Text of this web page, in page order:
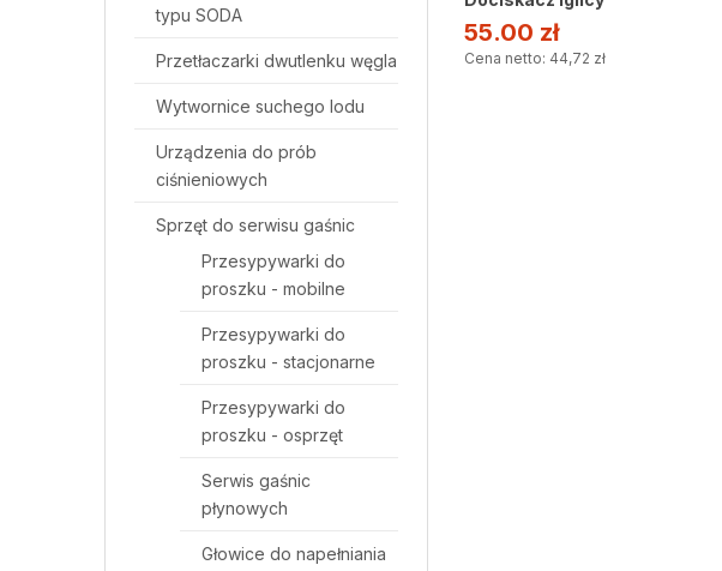
typu SODA
Przetłaczarki dwutlenku węgla
Wytwornice suchego lodu
Urządzenia do prób
ciśnieniowych
Sprzęt do serwisu gaśnic
Przesypywarki do
proszku - mobilne
Przesypywarki do
proszku - stacjonarne
Przesypywarki do
proszku - osprzęt
Serwis gaśnic
płynowych
Głowice do napełniania
55.00 zł
Cena netto: 44,72 zł